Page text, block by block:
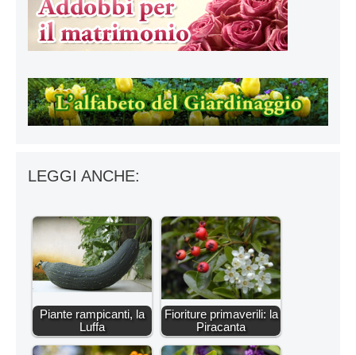
LEGGI ANCHE:
Piante rampicanti, la
Luffa
Fioriture primaverili: la
Piracanta